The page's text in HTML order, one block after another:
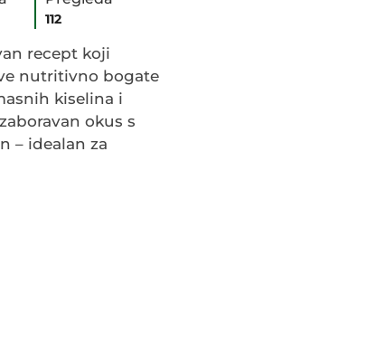
112
recept koji
nutritivno bogate
kiselina i
okus s
– idealan za